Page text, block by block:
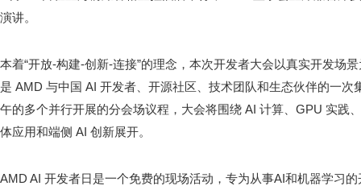
演讲。
本着“开放-构建-创新-连接”的理念，本次开发者大会以真实开发场
是 AMD 与中国 AI 开发者、开源社区、技术团队和生态伙伴的一次
午的多个并行开展的分会场议程，大会将围绕 AI 计算、GPU 实践
体应用和端侧 AI 创新展开。
AMD AI 开发者日是一个免费的现场活动，专为从事AI和机器学习